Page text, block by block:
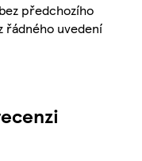
předchozího
řádného uvedení